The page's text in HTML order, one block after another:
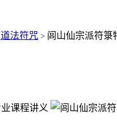
道法符咒 > 闾山仙宗派符箓